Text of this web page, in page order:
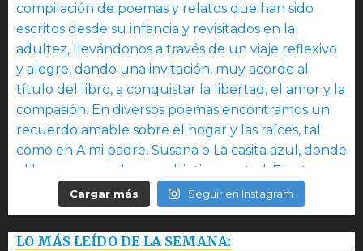
Cargar más Seguir en Instagram
LO MÁS LEÍDO DE LA SEMANA: